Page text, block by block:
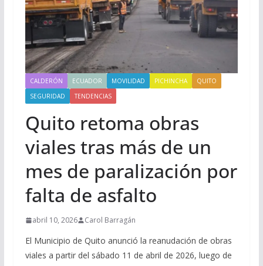
CALDERÓN ECUADOR MOVILIDAD PICHINCHA
QUITO
SEGURIDAD
TENDENCIAS
Quito retoma obras
viales tras más de un
mes de paralización por
falta de asfalto
abril 10, 2026 Carol Barragán
El Municipio de Quito anunció la reanudación de obras
viales a partir del sábado 11 de abril de 2026, luego de